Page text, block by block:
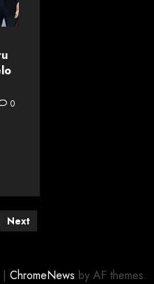
0
Next
| ChromeNews by AF themes.